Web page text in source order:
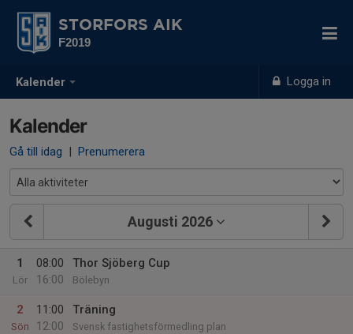
Kalender Logga in
STORFORS AIK
F2019
Kalender
Gå till idag | Prenumerera
Augusti 2026
1
Lör
08:00
16:00
Thor Sjöberg Cup
Bölebyn
2
Sön
11:00
12:00
Träning
Svensk fastighetsförmedling plan